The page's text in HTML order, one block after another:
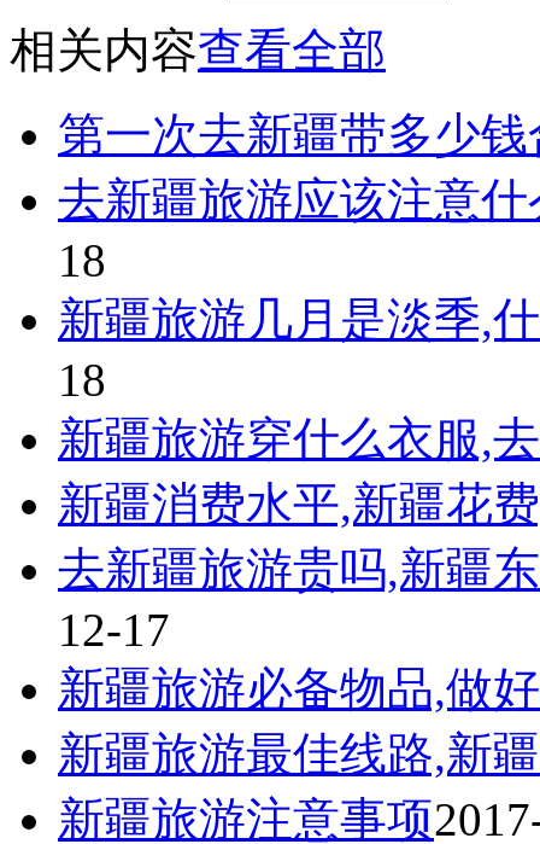
相关内容查看全部
第一次去新疆带多少钱
去新疆旅游应该注意
18
新疆旅游几月是淡季,
18
新疆旅游穿什么衣服,
新疆消费水平,新疆花
去新疆旅游贵吗,新疆
12-17
新疆旅游必备物品,做
新疆旅游最佳线路,新
新疆旅游注意事项